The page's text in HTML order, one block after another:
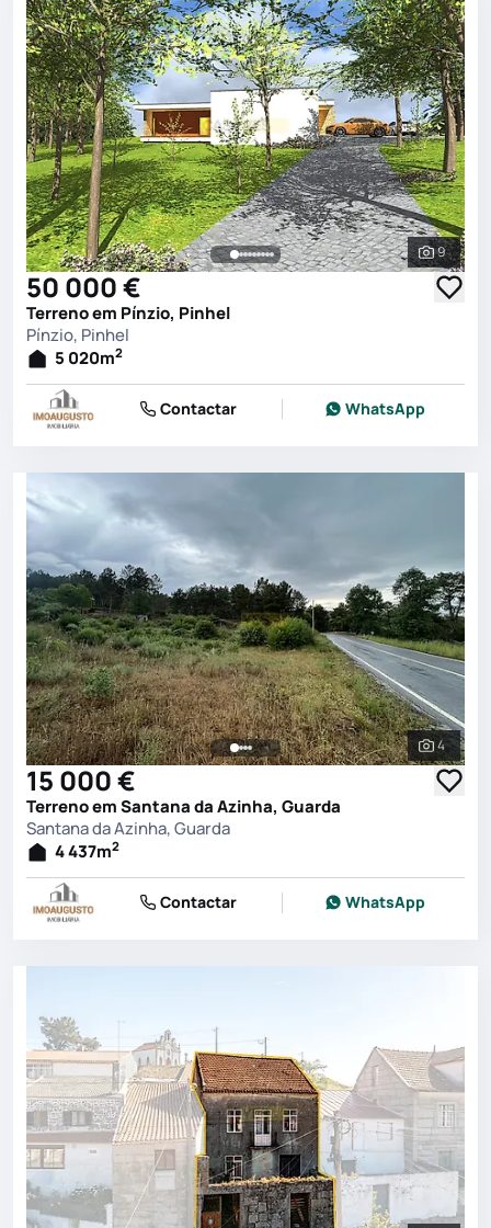
Ver
9
50 000 €
Terreno em Pínzio, Pinhel
Pínzio, Pinhel
5 020m2
Contactar WhatsApp
Ver
4
15 000 €
Terreno em Santana da Azinha, Guarda
Santana da Azinha, Guarda
4 437m2
Contactar WhatsApp